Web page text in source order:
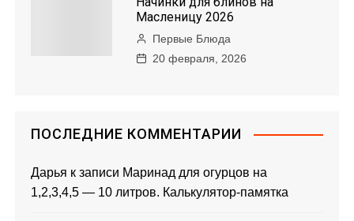
Масленицу 2026
Первые Блюда
20 февраля, 2026
ПОСЛЕДНИЕ КОММЕНТАРИИ
Дарья к записи Маринад для огурцов на
1,2,3,4,5 — 10 литров. Калькулятор-памятка